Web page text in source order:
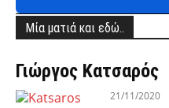
Μία ματιά και εδώ..
Γιώργος Κατσαρός
21/11/2020